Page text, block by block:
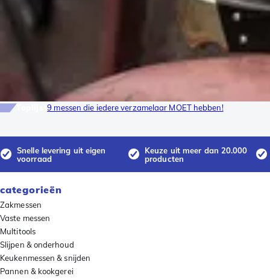
Toplijst9 messen die iedere verzamelaar MOET hebben!
Snelle levering uit eigen
voorraad
Keuze uit meer dan 20.000
producten
categorieën
Zakmessen
Vaste messen
Multitools
Slijpen & onderhoud
Keukenmessen & snijden
Pannen & kookgerei